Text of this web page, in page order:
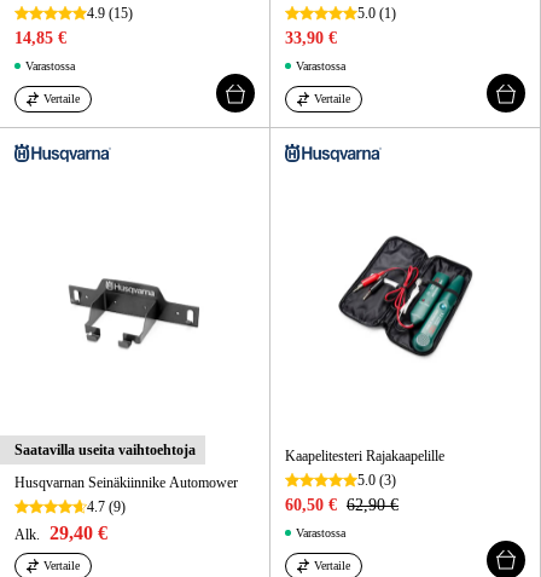
4.9 (15)
14,85 €
Varastossa
Vertaile
5.0 (1)
33,90 €
Varastossa
Vertaile
Saatavilla useita vaihtoehtoja
Husqvarnan Seinäkiinnike Automower
4.7 (9)
Alk.
29,40 €
Vertaile
Kaapelitesteri Rajakaapelille
5.0 (3)
60,50 € 62,90 €
Varastossa
Vertaile